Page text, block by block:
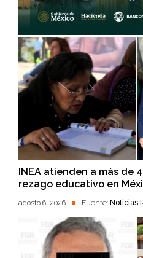
INEA atienden a más de
rezago educativo en
agosto 6, 2026 Fuente: Noticias